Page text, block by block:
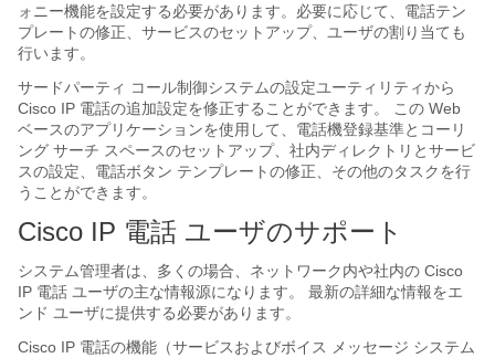
ォニー機能を設定する必要があります。必要に応じて、電話テン
プレートの修正、サービスのセットアップ、ユーザの割り当ても
行います。
サードパーティ コール制御システムの設定ユーティリティから
Cisco IP 電話の追加設定を修正することができます。 この Web
ベースのアプリケーションを使用して、電話機登録基準とコーリ
ング サーチ スペースのセットアップ、社内ディレクトリとサービ
スの設定、電話ボタン テンプレートの修正、その他のタスクを行
うことができます。
Cisco IP 電話 ユーザのサポート
システム管理者は、多くの場合、ネットワーク内や社内の Cisco
IP 電話 ユーザの主な情報源になります。 最新の詳細な情報をエ
ンド ユーザに提供する必要があります。
Cisco IP 電話の機能（サービスおよびボイス メッセージ システム